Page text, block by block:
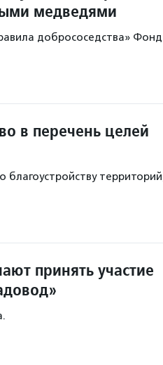
медведями
добрососедства»
в перечень целей
принять участие